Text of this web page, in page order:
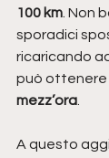
100 km . Non
sporadici
ricaricando
può ottenere
mezz’ora
A questo